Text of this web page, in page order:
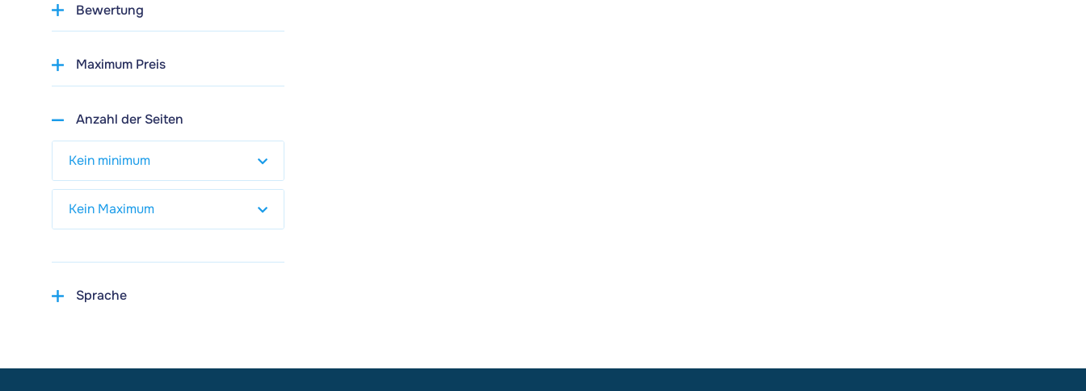
Bewertung
Maximum Preis
Anzahl der Seiten
Sprache